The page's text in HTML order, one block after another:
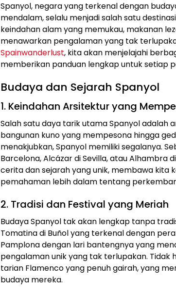
Spanyol, negara yang terkenal dengan
mendalam, selalu menjadi salah satu
keindahan alam yang memukau, makanan
menawarkan pengalaman yang tak
Spainwanderlust, kita akan menjelajahi
memberikan panduan lengkap untuk setiap
Budaya dan Sejarah Spanyol
1. Keindahan Arsitektur yang
Salah satu daya tarik utama Spanyol adalah
bangunan kuno yang mempesona hingga
menakjubkan, Spanyol memiliki segalanya.
Barcelona, Alcázar di Sevilla, atau Alhambra
cerita dan sejarah yang unik, membawa kita
pemahaman lebih dalam tentang
2. Tradisi dan Festival yang Meriah
Budaya Spanyol tak akan lengkap tanpa
Tomatina di Buñol yang terkenal dengan
Pamplona dengan lari bantengnya yang
pengalaman unik yang tak terlupakan. Tidak
tarian Flamenco yang penuh gairah, yang
budaya mereka.